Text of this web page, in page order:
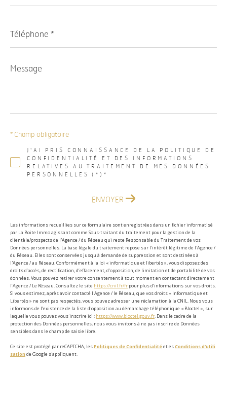
*
Message
*
J'AI PRIS CONNAISSANCE DE LA POLITIQUE DE
CONFIDENTIALITÉ ET DES INFORMATIONS
RELATIVES AU TRAITEMENT DE MES DONNÉES
PERSONNELLES (*)*
* Champ obligatoire
ENVOYER
Les informations recueillies sur ce formulaire sont enregistrées dans un fichier informatisé
par La Boite Immo agissant comme Sous-traitant du traitement pour la gestion de la
clientèle/prospects de l'Agence / du Réseau qui reste Responsable du Traitement de vos
Données personnelles. La base légale du traitement repose sur l'intérêt légitime de l'Agence /
du Réseau. Elles sont conservées jusqu'à demande de suppression et sont destinées à
l'Agence / au Réseau. Conformément à la loi « informatique et libertés », vous disposez des
droits d’accès, de rectification, d’effacement, d’opposition, de limitation et de portabilité de vos
données. Vous pouvez retirer votre consentement à tout moment en contactant directement
l’Agence / Le Réseau. Consultez le site https://cnil.fr/fr pour plus d’informations sur vos droits.
Si vous estimez, après avoir contacté l'Agence / le Réseau, que vos droits « Informatique et
Libertés » ne sont pas respectés, vous pouvez adresser une réclamation à la CNIL. Nous vous
informons de l’existence de la liste d'opposition au démarchage téléphonique « Bloctel », sur
laquelle vous pouvez vous inscrire ici : https://www.bloctel.gouv.fr. Dans le cadre de la
protection des Données personnelles, nous vous invitons à ne pas inscrire de Données
sensibles dans le champ de saisie libre.
Ce site est protégé par reCAPTCHA, lesPolitiques de Confidentialitéet esConditions d'utili
sation de Google s'appliquent.